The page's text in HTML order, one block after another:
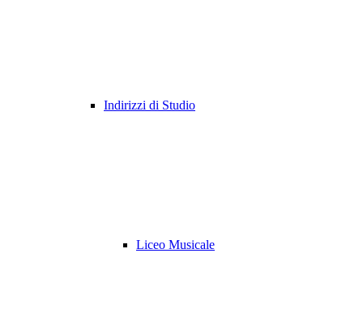
Indirizzi di Studio
Liceo Musicale